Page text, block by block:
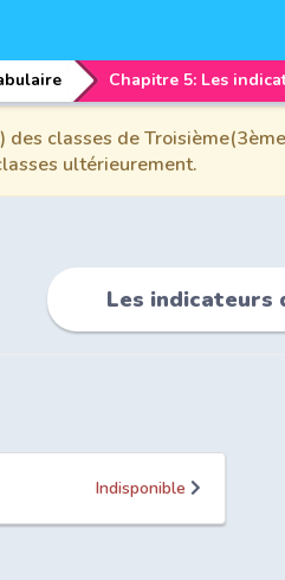
des classes de
ultérieurement.
Les indicateurs
Indisponible